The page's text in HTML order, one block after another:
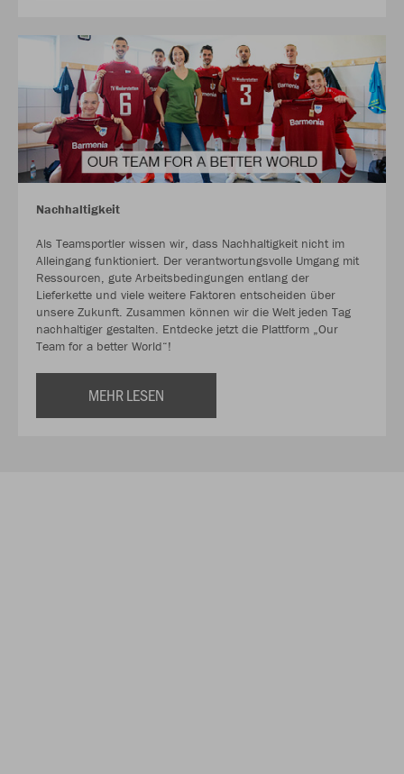
Nachhaltigkeit
Als Teamsportler wissen wir, dass Nachhaltigkeit nicht im
Alleingang funktioniert. Der verantwortungsvolle Umgang mit
Ressourcen, gute Arbeitsbedingungen entlang der
Lieferkette und viele weitere Faktoren entscheiden über
unsere Zukunft. Zusammen können wir die Welt jeden Tag
nachhaltiger gestalten. Entdecke jetzt die Plattform „Our
Team for a better World“!
MEHR LESEN